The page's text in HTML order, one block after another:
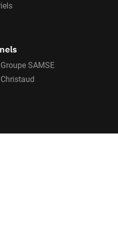
SAMSE